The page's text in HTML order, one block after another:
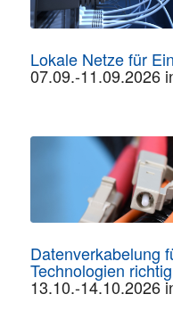
Lokale Netze für
07.09.-11.09.2026
Datenverkabelung
Technologien
13.10.-14.10.2026